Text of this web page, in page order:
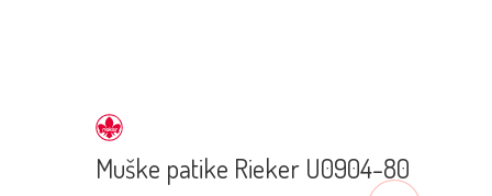
Muške patike Rieker U0904-80